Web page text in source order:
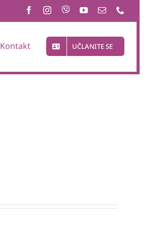
Kontakt UČLANITE SE